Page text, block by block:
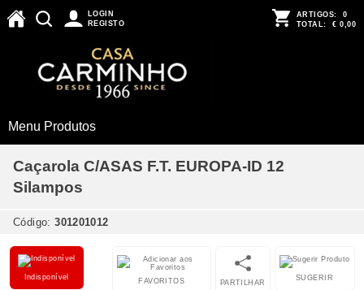
LOGIN
REGISTO
ARTIGOS: 0
TOTAL: € 0,00
Menu Produtos
Caçarola C/ASAS F.T. EUROPA-ID 12
Silampos
Código:301201012
Indisponível SUGERIR
PARTILHAR
FAVORITOS